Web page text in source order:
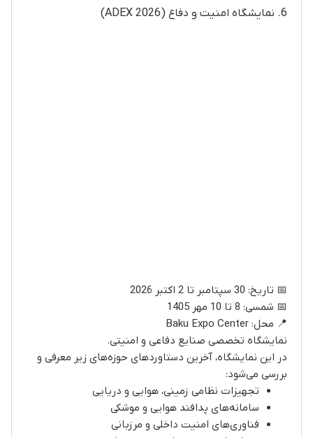
📅 تاریخ: 30 سپتامبر تا 2 اکتبر 2026
📅 شمسی: 8 تا 10 مهر 1405
📍 محل: Baku Expo Center
نمایشگاه تخصصی صنایع دفاعی و امنیتی.
در این نمایشگاه، آخرین دستاوردهای حوزه‌های زیر معرفی و
بررسی می‌شود:
تجهیزات نظامی زمینی، هوایی و دریایی
سامانه‌های پدافند هوایی و موشکی
فناوری‌های امنیت داخلی و مرزبانی